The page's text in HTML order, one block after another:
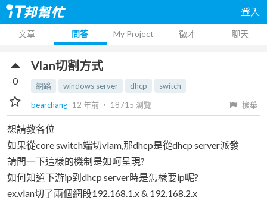
登入
文章 問答 My Project 徵才 聊天
Vlan切割方式
網路 windows server dhcp
switch
bearchang 12 年前 ‧ 18715 瀏覽 檢舉
0
想請教各位
如果從core switch端切vlam,那dhcp是從dhcp server派發
請問一下這樣的機制是如呵呈現?
如何知道下游ip到dhcp server時是怎樣要ip呢?
ex.vlan切了兩個網段192.168.1.x & 192.168.2.x